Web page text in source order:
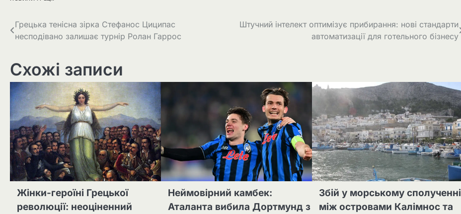
Грецька тенісна зірка Стефанос Циципас
несподівано залишає турнір Ролан Гаррос
Штучний інтелект оптимізує прибирання: нові стандарти
автоматизації для готельного бізнесу
Схожі записи
Жінки-героїні Грецької
революції: неоціненний
Неймовірний камбек:
Аталанта вибила Дортмунд з
Збій у морському сполученні
між островами Калімнос та